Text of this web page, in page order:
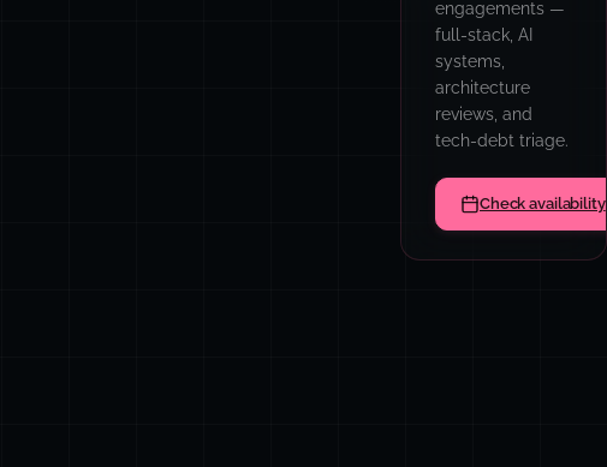
engagements —
full-stack, AI
systems,
architecture
reviews, and
tech-debt triage.
Check availability